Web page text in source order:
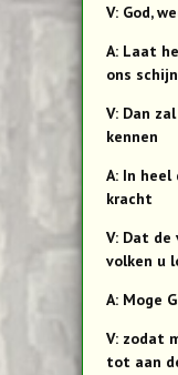
V: God,
A: Laat
ons
V: Dan
kennen
A: In heel
kracht
V: Dat de
volken u
A: Moge
V: zodat
tot aan